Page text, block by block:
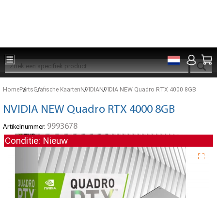
HomePartsGrafische KaartenNVIDIANVIDIA NEW Quadro RTX 4000 8GB
NVIDIA NEW Quadro RTX 4000 8GB
Artikelnummer: 9993678
Conditie: Nieuw